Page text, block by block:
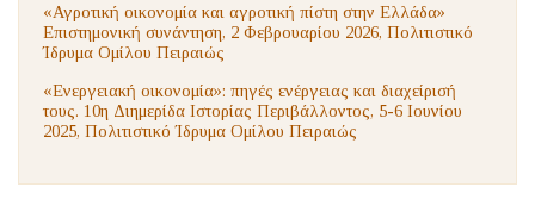
«Αγροτική οικονομία και αγροτική πίστη στην Ελλάδα»
Επιστημονική συνάντηση, 2 Φεβρουαρίου 2026, Πολιτιστικό
Ίδρυμα Ομίλου Πειραιώς
«Ενεργειακή οικονομία»: πηγές ενέργειας και διαχείρισή
τους. 10η Διημερίδα Ιστορίας Περιβάλλοντος, 5-6 Ιουνίου
2025, Πολιτιστικό Ίδρυμα Ομίλου Πειραιώς